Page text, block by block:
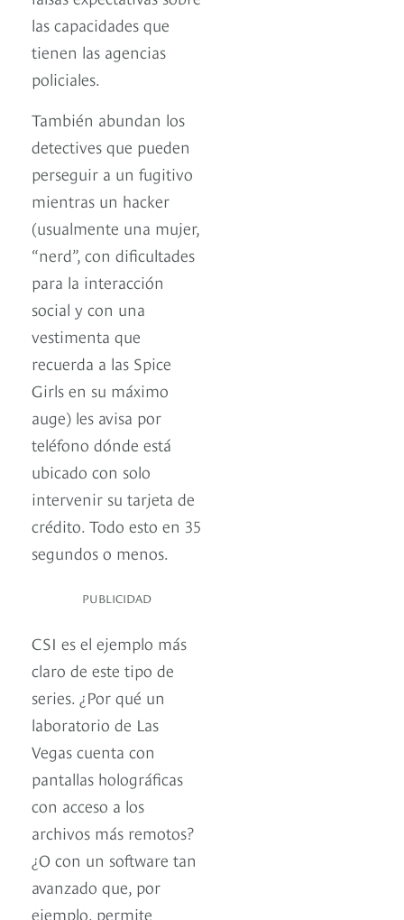
las capacidades que
tienen las agencias
policiales.
También abundan los
detectives que pueden
perseguir a un fugitivo
mientras un hacker
(usualmente una mujer,
“nerd”, con dificultades
para la interacción
social y con una
vestimenta que
recuerda a las Spice
Girls en su máximo
auge) les avisa por
teléfono dónde está
ubicado con solo
intervenir su tarjeta de
crédito. Todo esto en 35
segundos o menos.
PUBLICIDAD
CSI es el ejemplo más
claro de este tipo de
series. ¿Por qué un
laboratorio de Las
Vegas cuenta con
pantallas holográficas
con acceso a los
archivos más remotos?
¿O con un software tan
avanzado que, por
ejemplo, permite